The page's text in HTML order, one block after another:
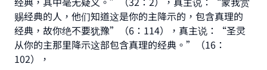
赐经典的人，他们知道这是你的主降示的，包含真理的
经典，故你绝不要犹豫”（6：114），真主说：“圣灵
从你的主那里降示这部包含真理的经典。”（16：
102），